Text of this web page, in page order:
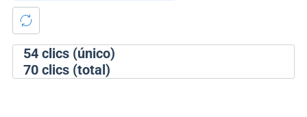
54clics (único)
70clics (total)